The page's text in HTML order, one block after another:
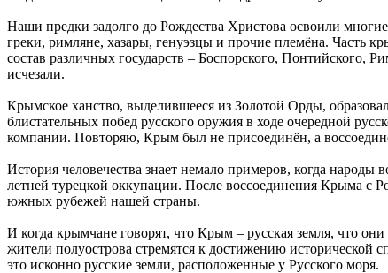
Наши предки задолго до Рождества Христова освоили
греки, римляне, хазары, генуэзцы и прочие племёна. Часть
состав различных государств – Боспорского, Понтийского,
исчезали.
Крымское ханство, выделившееся из Золотой Орды,
блистательных побед русского оружия в ходе очередной
компании. Повторяю, Крым был не присоединён, а
История человечества знает немало примеров, когда
летней турецкой оккупации. После воссоединения Крыма с
южных рубежей нашей страны.
И когда крымчане говорят, что Крым – русская земля, что
жители полуострова стремятся к достижению исторической
это исконно русские земли, расположенные у Русского моря.